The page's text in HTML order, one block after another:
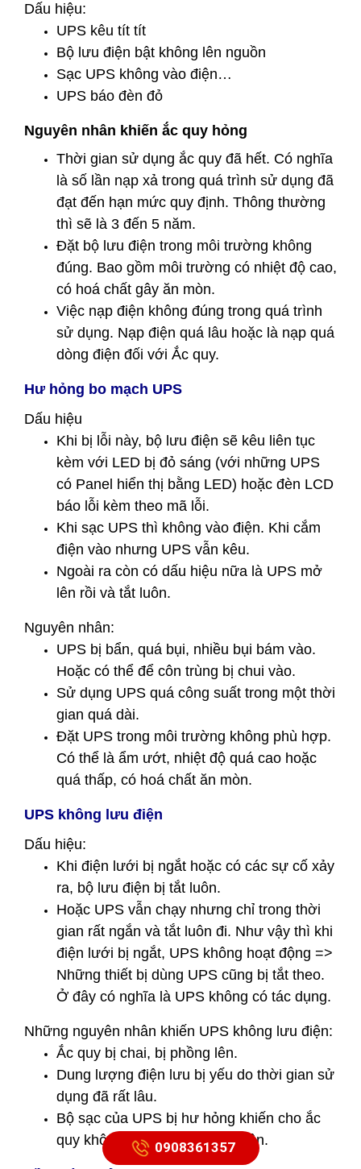
Dấu hiệu:
UPS kêu tít tít
Bộ lưu điện bật không lên nguồn
Sạc UPS không vào điện…
UPS báo đèn đỏ
Nguyên nhân khiến ắc quy hỏng
Thời gian sử dụng ắc quy đã hết. Có nghĩa
là số lần nạp xả trong quá trình sử dụng đã
đạt đến hạn mức quy định. Thông thường
thì sẽ là 3 đến 5 năm.
Đặt bộ lưu điện trong môi trường không
đúng. Bao gồm môi trường có nhiệt độ cao,
có hoá chất gây ăn mòn.
Việc nạp điện không đúng trong quá trình
sử dụng. Nạp điện quá lâu hoặc là nạp quá
dòng điện đối với Ắc quy.
Hư hỏng bo mạch UPS
Dấu hiệu
Khi bị lỗi này, bộ lưu điện sẽ kêu liên tục
kèm với LED bị đỏ sáng (với những UPS
có Panel hiển thị bằng LED) hoặc đèn LCD
báo lỗi kèm theo mã lỗi.
Khi sạc UPS thì không vào điện. Khi cắm
điện vào nhưng UPS vẫn kêu.
Ngoài ra còn có dấu hiệu nữa là UPS mở
lên rồi và tắt luôn.
Nguyên nhân:
UPS bị bẩn, quá bụi, nhiều bụi bám vào.
Hoặc có thể để côn trùng bị chui vào.
Sử dụng UPS quá công suất trong một thời
gian quá dài.
Đặt UPS trong môi trường không phù hợp.
Có thể là ẩm ướt, nhiệt độ quá cao hoặc
quá thấp, có hoá chất ăn mòn.
UPS không lưu điện
Dấu hiệu:
Khi điện lưới bị ngắt hoặc có các sự cố xảy
ra, bộ lưu điện bị tắt luôn.
Hoặc UPS vẫn chạy nhưng chỉ trong thời
gian rất ngắn và tắt luôn đi. Như vậy thì khi
điện lưới bị ngắt, UPS không hoạt động =>
Những thiết bị dùng UPS cũng bị tắt theo.
Ở đây có nghĩa là UPS không có tác dụng.
Những nguyên nhân khiến UPS không lưu điện:
Ắc quy bị chai, bị phồng lên.
Dung lượng điện lưu bị yếu do thời gian sử
dụng đã rất lâu.
Bộ sạc của UPS bị hư hỏng khiến cho ắc
quy không thể sạc được đủ điện.
0908361357